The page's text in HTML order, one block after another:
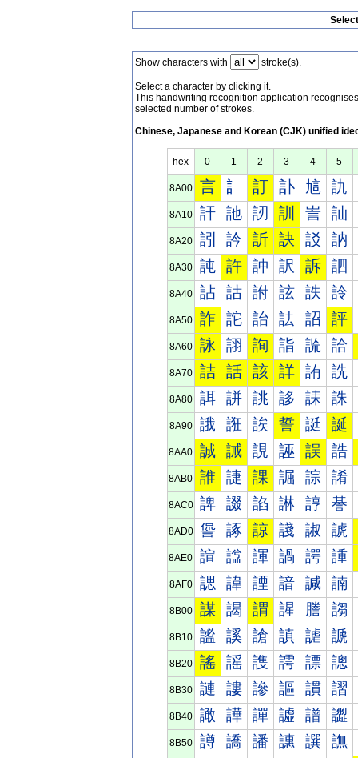
Show characters with stroke(s).
Select a character by clicking it.
This handwriting recognition application
selected number of strokes.
Chinese, Japanese and Korean (CJK) unified
hex 0 1 2 3 4 5
8A00 言 訁 訂 訃 訄 訅
8A10 訐 訑 訒 訓 訔 訕
8A20 訠 訡 訢 訣 訤 訥
8A30 訰 許 訲 訳 訴 訵
8A40 詀 詁 詂 詃 詄 詅
8A50 詐 詑 詒 詓 詔 評
8A60 詠 詡 詢 詣 詤 詥
8A70 詰 話 該 詳 詴 詵
8A80 誀 誁 誂 誃 誄 誅
8A90 誐 誑 誒 誓 誔 誕
8AA0 誠 誡 誢 誣 誤 誥
8AB0 誰 誱 課 誳 誴 誵
8AC0 諀 諁 諂 諃 諄 諅
8AD0 諐 諑 諒 諓 諔 諕
8AE0 諠 諡 諢 諣 諤 諥
8AF0 諰 諱 諲 諳 諴 諵
8B00 謀 謁 謂 謃 謄 謅
8B10 謐 謑 謒 謓 謔 謕
8B20 謠 謡 謢 謣 謤 謥
8B30 謰 謱 謲 謳 謴 謵
8B40 譀 譁 譂 譃 譄 譅
8B50 譐 譑 譒 譓 譔 譕